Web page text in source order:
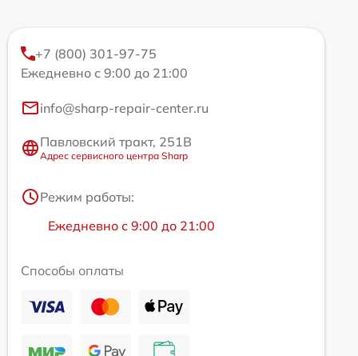
+7 (800) 301-97-75
Ежедневно с 9:00 до 21:00
info@sharp-repair-center.ru
Павловский тракт, 251В
Адрес сервисного центра Sharp
Режим работы:
Ежедневно с 9:00 до 21:00
Способы оплаты